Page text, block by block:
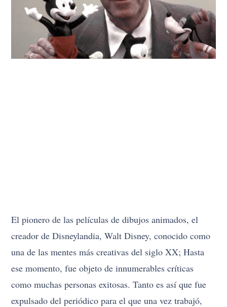
El pionero de las películas de dibujos animados, el
creador de Disneylandia, Walt Disney, conocido como
una de las mentes más creativas del siglo XX; Hasta
ese momento, fue objeto de innumerables críticas
como muchas personas exitosas. Tanto es así que fue
expulsado del periódico para el que una vez trabajó,